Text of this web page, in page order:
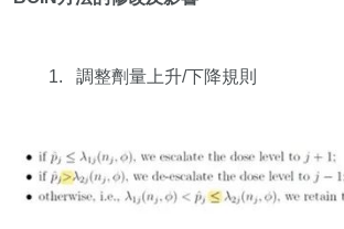
1. 調整劑量上升/下降規則